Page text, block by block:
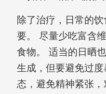
除了治疗，日常的
要。 尽量少吃富含
食物。 适当的日晒
生成，但要避免过
态，避免精神紧张